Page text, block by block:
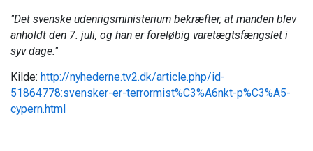
"Det svenske udenrigsministerium bekræfter, at manden blev
anholdt den 7. juli, og han er foreløbig varetægtsfængslet i
syv dage."
Kilde: http://nyhederne.tv2.dk/article.php/id-
51864778:svensker-er-terrormist%C3%A6nkt-p%C3%A5-
cypern.html